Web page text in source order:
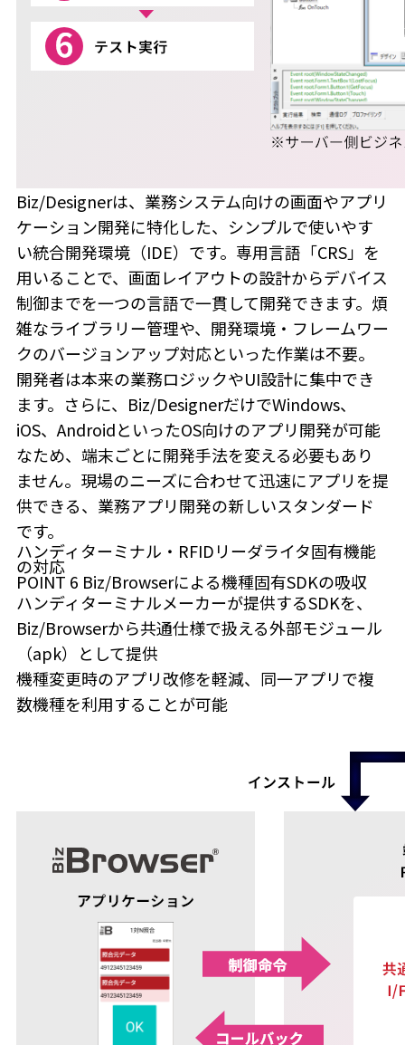
Biz/Designerは、業務システム向けの画面やアプリ
ケーション開発に特化した、シンプルで使いやす
い統合開発環境（IDE）です。専用言語「CRS」を
用いることで、画面レイアウトの設計からデバイス
制御までを一つの言語で一貫して開発できます。煩
雑なライブラリー管理や、開発環境・フレームワー
クのバージョンアップ対応といった作業は不要。
開発者は本来の業務ロジックやUI設計に集中でき
ます。さらに、Biz/DesignerだけでWindows、
iOS、AndroidといったOS向けのアプリ開発が可能
なため、端末ごとに開発手法を変える必要もあり
ません。現場のニーズに合わせて迅速にアプリを提
供できる、業務アプリ開発の新しいスタンダード
です。
ハンディターミナル・RFIDリーダライタ固有機能
の対応
POINT 6 Biz/Browserによる機種固有SDKの吸収
ハンディターミナルメーカーが提供するSDKを、
Biz/Browserから共通仕様で扱える外部モジュール
（apk）として提供
機種変更時のアプリ改修を軽減、同一アプリで複
数機種を利用することが可能